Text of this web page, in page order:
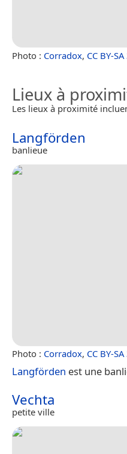
Photo : Corradox, CC BY-
Lieux à
Les lieux à proximité
Langförden
banlieue
Photo : Corradox, CC BY-
Langförden est une
Vechta
petite ville